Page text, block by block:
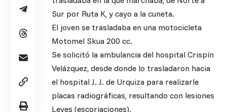
Sur por Ruta K, y cayo a la cuneta.
El joven se trasladaba en una motocicleta
Motomel Skua 200 cc.
Se solicitó la ambulancia del hospital Crispín
Velázquez, desde donde lo trasladaron hacia
el hospital J. J. de Urquiza para realizarle
placas radiográficas, resultando con lesiones
Leves (escoriaciones).